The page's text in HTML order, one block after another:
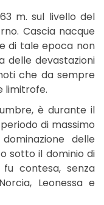
m. sul livello del
Cascia nacque
di tale epoca non
delle devastazioni
che da sempre
limitrofe.
è durante il
di massimo
delle
sotto il dominio di
contesa, senza
Leonessa e